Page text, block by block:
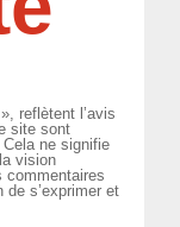
reflètent l’avis
site sont
ne signifie
vision
commentaires
de s’exprimer et